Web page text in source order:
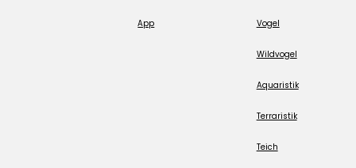
App Vogel
Wildvogel
Aquaristik
Terraristik
Teich